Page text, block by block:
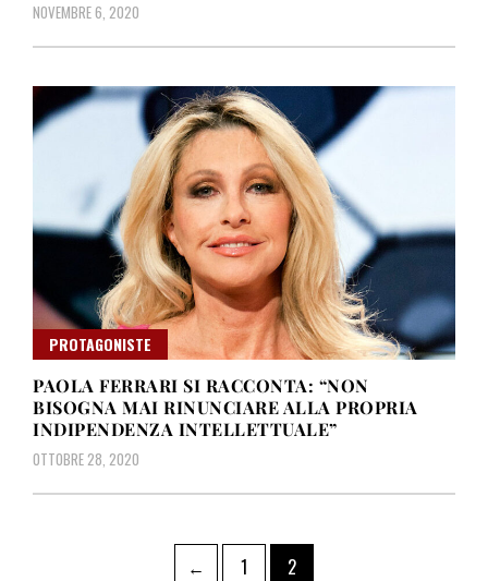
NOVEMBRE 6, 2020
PROTAGONISTE
PAOLA FERRARI SI RACCONTA: “NON
BISOGNA MAI RINUNCIARE ALLA PROPRIA
INDIPENDENZA INTELLETTUALE”
OTTOBRE 28, 2020
← Pagina
1 Pagina
2